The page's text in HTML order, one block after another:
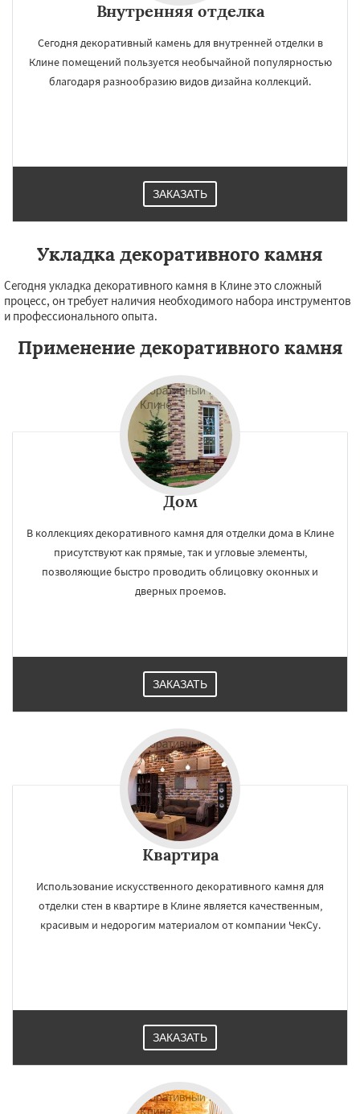
Внутренняя отделка
Сегодня декоративный камень для внутренней отделки в
Клине помещений пользуется необычайной популярностью
благодаря разнообразию видов дизайна коллекций.
ЗАКАЗАТЬ
Укладка декоративного камня
Сегодня укладка декоративного камня в Клине это сложный
процесс, он требует наличия необходимого набора инструментов
и профессионального опыта.
Применение декоративного камня
Дом
В коллекциях декоративного камня для отделки дома в Клине
присутствуют как прямые, так и угловые элементы,
позволяющие быстро проводить облицовку оконных и
дверных проемов.
ЗАКАЗАТЬ
Квартира
Использование искусственного декоративного камня для
отделки стен в квартире в Клине является качественным,
красивым и недорогим материалом от компании ЧекСу.
ЗАКАЗАТЬ